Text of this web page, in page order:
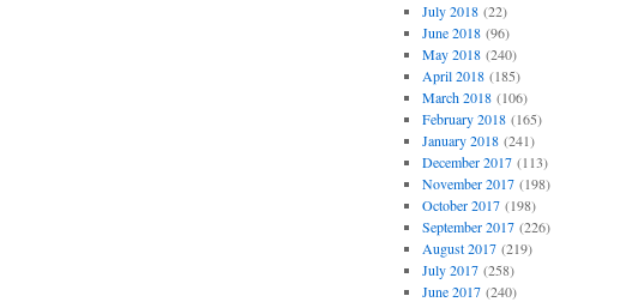
July 2018(22)
June 2018(96)
May 2018(240)
April 2018(185)
March 2018(106)
February 2018(165)
January 2018(241)
December 2017(113)
November 2017(198)
October 2017(198)
September 2017(226)
August 2017(219)
July 2017(258)
June 2017(240)